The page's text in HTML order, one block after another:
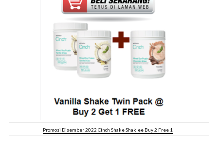
Promosi Disember 2022 Cinch Shake Shaklee Buy 2 Free 1